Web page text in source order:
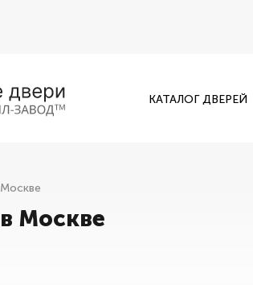
КАТАЛОГ ДВЕРЕЙ
Москве